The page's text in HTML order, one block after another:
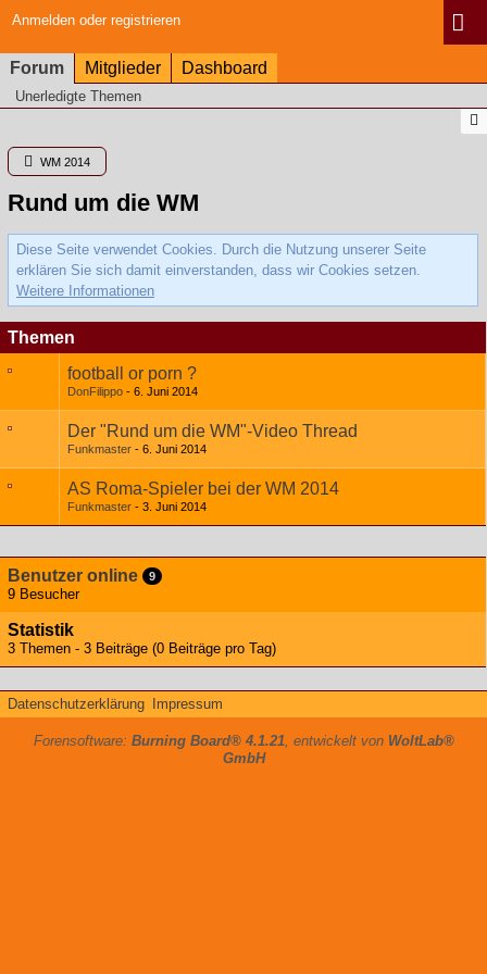
Anmelden oder registrieren
Forum Mitglieder Dashboard
Unerledigte Themen
WM 2014
Rund um die WM
Diese Seite verwendet Cookies. Durch die Nutzung unserer Seite
erklären Sie sich damit einverstanden, dass wir Cookies setzen.
Weitere Informationen
Themen
football or porn ?
DonFilippo 6. Juni 2014
Der "Rund um die WM"-Video Thread
Funkmaster 6. Juni 2014
AS Roma-Spieler bei der WM 2014
Funkmaster 3. Juni 2014
Benutzer online 9
9 Besucher
Statistik
3 Themen - 3 Beiträge (0 Beiträge pro Tag)
Datenschutzerklärung Impressum
Forensoftware: Burning Board® 4.1.21, entwickelt von WoltLab®
GmbH